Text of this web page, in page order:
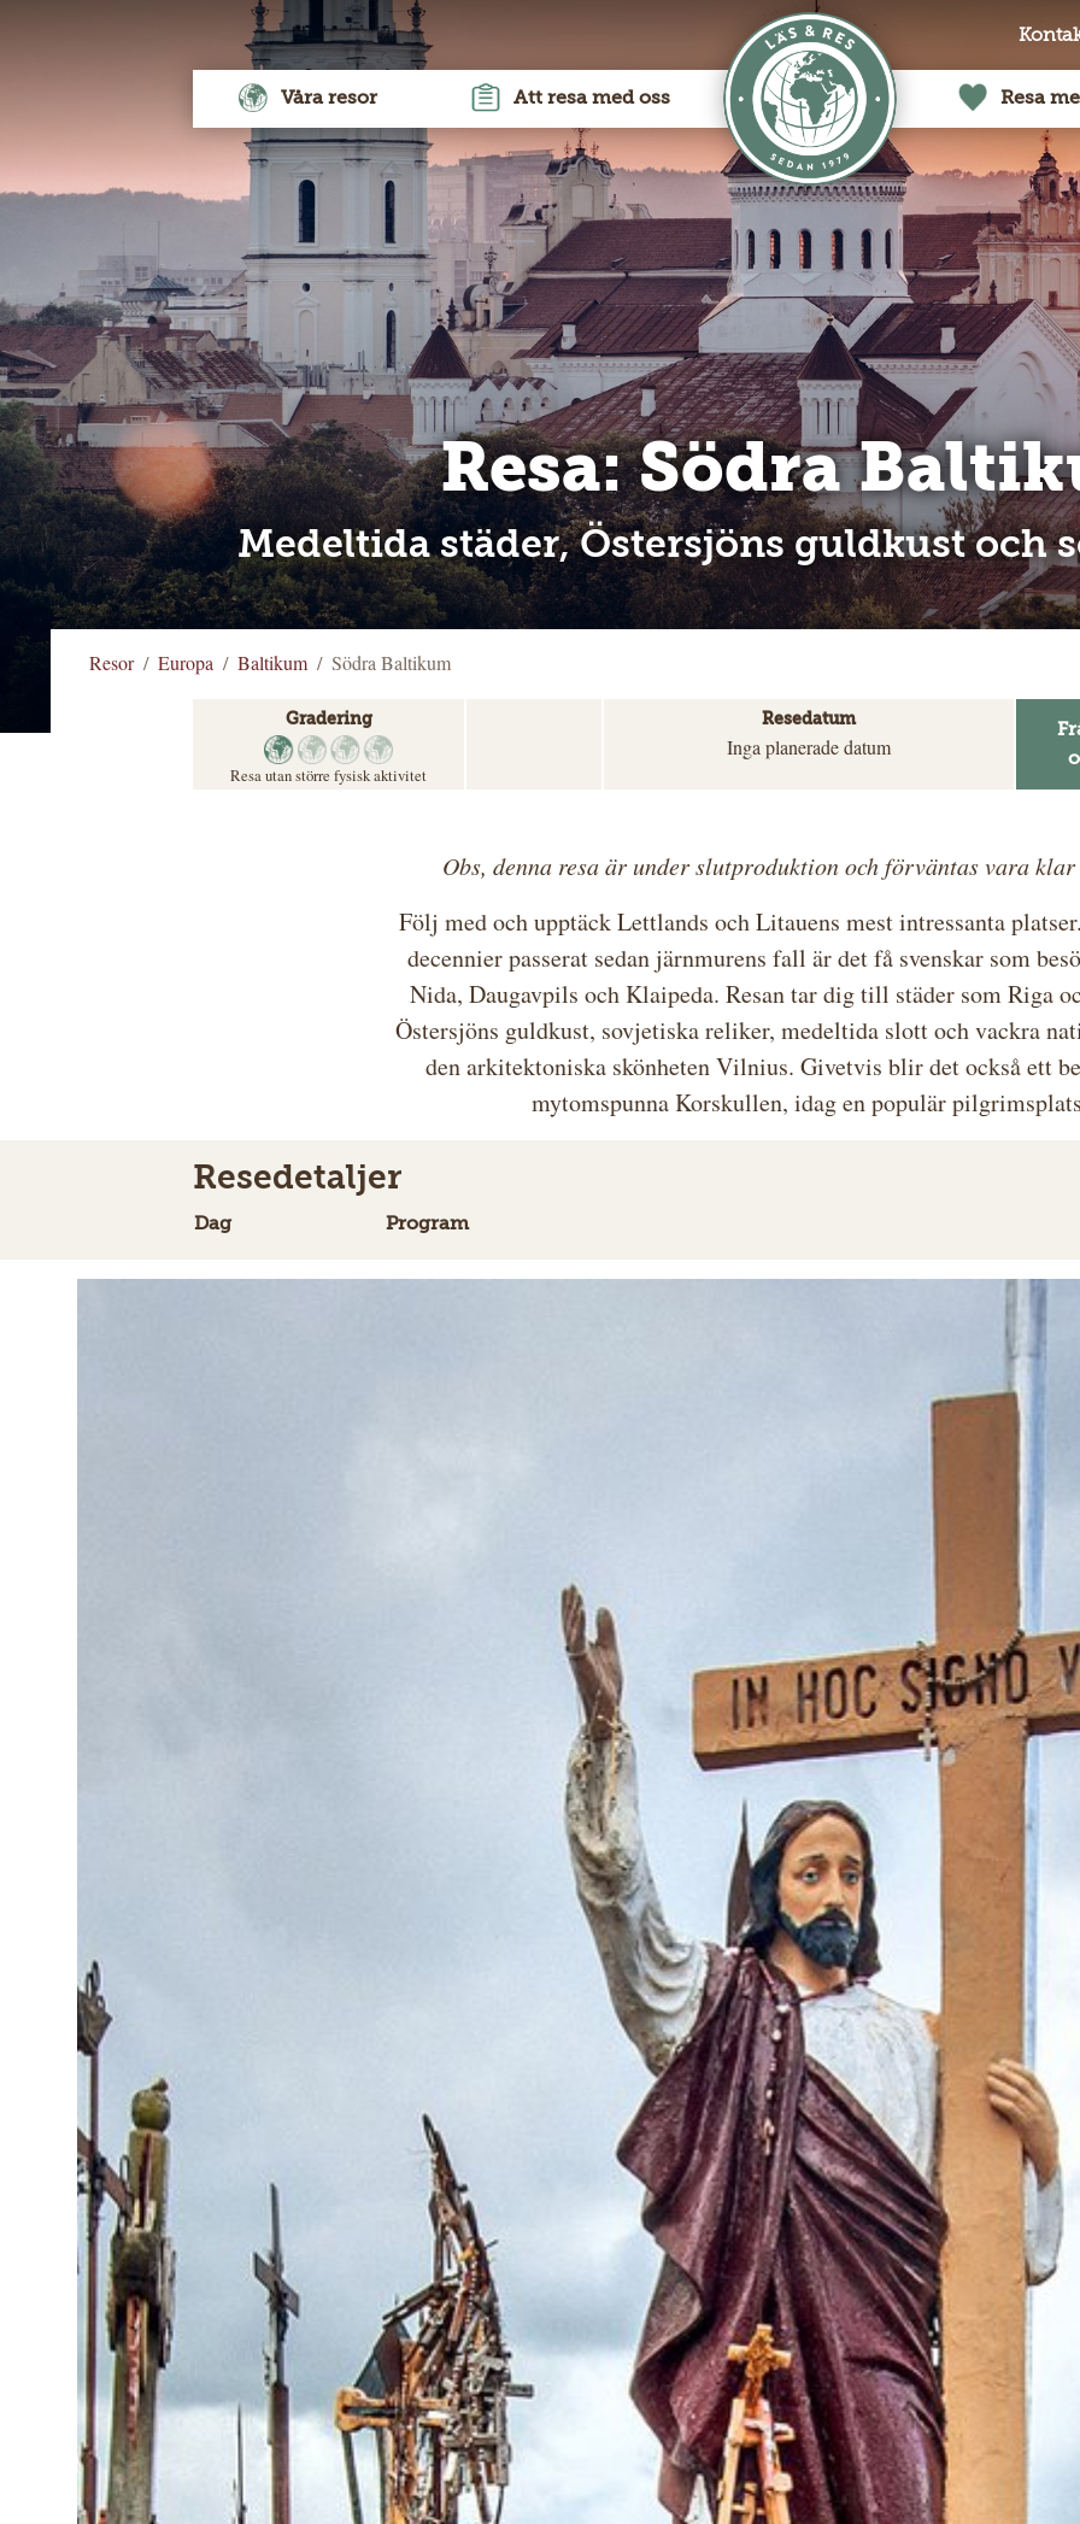
Våra resor Att resa med oss Resa
Resa: Södra
Medeltida städer, Östersjöns guldkust och
Resor Europa Baltikum Södra Baltikum
Gradering
Resa utan större fysisk aktivitet
Resedatum
Inga planerade datum
Obs, denna resa är under slutproduktion och förväntas vara
Följ med och upptäck Lettlands och Litauens mest intressanta
decennier passerat sedan järnmurens fall är det få svenskar som
Nida, Daugavpils och Klaipeda. Resan tar dig till städer som Riga
Östersjöns guldkust, sovjetiska reliker, medeltida slott och vackra
den arkitektoniska skönheten Vilnius. Givetvis blir det också ett
mytomspunna Korskullen, idag en populär
Resedetaljer
Dag Program